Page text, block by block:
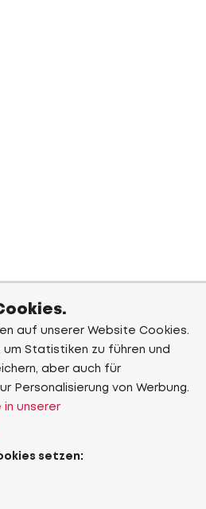
auf unserer Website Cookies.
um Statistiken zu führen und
aber auch für
Personalisierung von Werbung.
in unserer
setzen: